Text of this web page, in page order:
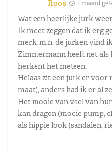
Roos 1 maand
Wat een heerlijke jurk
Ik moet zeggen dat ik erg
merk, m.n. de jurken vind
Zimmermann heeft net als
herkent het meteen.
Helaas zit een jurk er voor
maat), anders had ik er al
Het mooie van veel van
kan dragen (mooie pump,
als hippie look (sandalen,